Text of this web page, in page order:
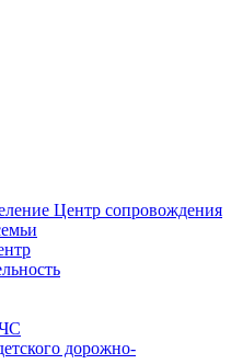
Центр сопровождения
дорожно-